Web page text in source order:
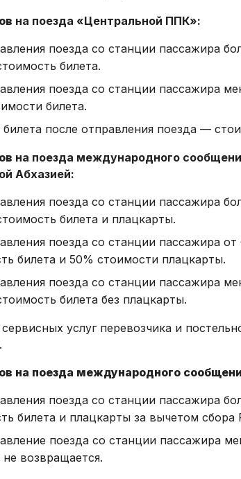
на поезда «Центральной ППК»:
поезда со станции пассажира
билета.
поезда со станции пассажира
билета.
билета после отправления поезда —
на поезда международного
Абхазией:
поезда со станции пассажира
билета и плацкарты.
поезда со станции пассажира
билета и 50% стоимости плацкарты.
поезда со станции пассажира
билета без плацкарты.
услуг перевозчика и
на поезда международного
поезда со станции пассажира
билета и плацкарты за вычетом
поезда со станции пассажира
не возвращается.